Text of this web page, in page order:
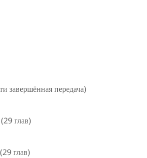
завершённая передача)
глав)
глав)